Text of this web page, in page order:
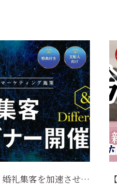
【年内ラスト開催！】婚礼集客を加速させるウェビナーを開催します！